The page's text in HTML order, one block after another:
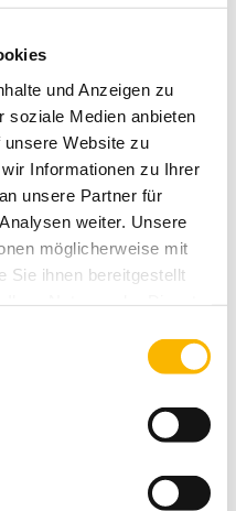
und Anzeigen zu
soziale Medien anbieten
Website zu
Informationen zu Ihrer
unsere Partner für
weiter. Unsere
möglicherweise mit
Sie ihnen bereitgestellt